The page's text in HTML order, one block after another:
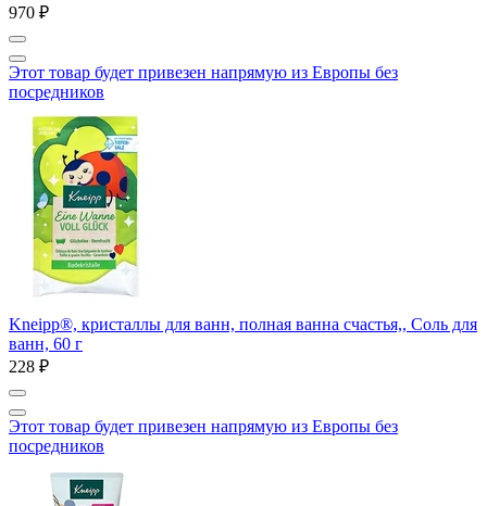
970 ₽
Этот товар будет привезен напрямую из Европы без
посредников
Kneipp®, кристаллы для ванн, полная ванна счастья,, Соль для
ванн, 60 г
228 ₽
Этот товар будет привезен напрямую из Европы без
посредников